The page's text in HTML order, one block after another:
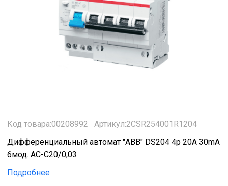
Код товара:00208992
Артикул:2CSR254001R1204
Дифференциальный автомат "ABB" DS204 4p 20A 30mA
6мод. AC-C20/0,03
Подробнее